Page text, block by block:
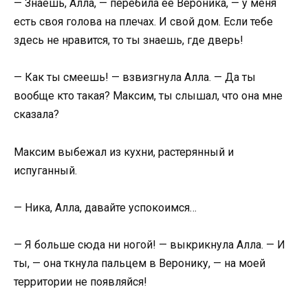
— Знаешь, Алла, — перебила ее Вероника, — у меня
есть своя голова на плечах. И свой дом. Если тебе
здесь не нравится, то ты знаешь, где дверь!
— Как ты смеешь! — взвизгнула Алла. — Да ты
вообще кто такая? Максим, ты слышал, что она мне
сказала?
Максим выбежал из кухни, растерянный и
испуганный.
— Ника, Алла, давайте успокоимся…
— Я больше сюда ни ногой! — выкрикнула Алла. — И
ты, — она ткнула пальцем в Веронику, — на моей
территории не появляйся!